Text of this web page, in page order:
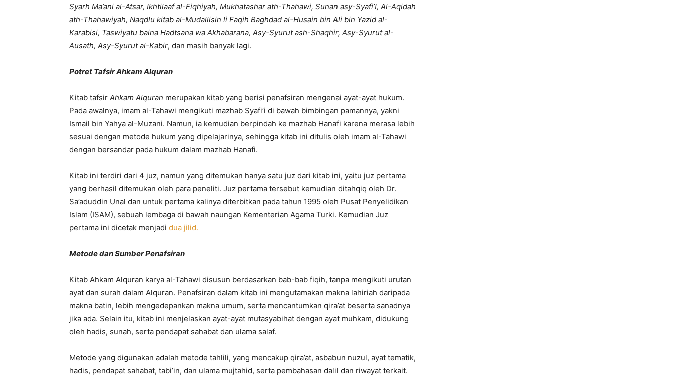
Syarh Ma’ani al-Atsar, Ikhtilaaf al-Fiqhiyah, Mukhatashar ath-Thahawi, Sunan asy-Syafi’I, Al-Aqidah
ath-Thahawiyah, Naqdlu kitab al-Mudallisin li Faqih Baghdad al-Husain bin Ali bin Yazid al-
Karabisi, Taswiyatu baina Hadtsana wa Akhabarana, Asy-Syurut ash-Shaqhir, Asy-Syurut al-
Ausath, Asy-Syurut al-Kabir, dan masih banyak lagi.
Potret Tafsir Ahkam Alquran
Kitab tafsir Ahkam Alquran merupakan kitab yang berisi penafsiran mengenai ayat-ayat hukum.
Pada awalnya, imam al-Tahawi mengikuti mazhab Syafi’i di bawah bimbingan pamannya, yakni
Ismail bin Yahya al-Muzani. Namun, ia kemudian berpindah ke mazhab Hanafi karena merasa lebih
sesuai dengan metode hukum yang dipelajarinya, sehingga kitab ini ditulis oleh imam al-Tahawi
dengan bersandar pada hukum dalam mazhab Hanafi.
Kitab ini terdiri dari 4 juz, namun yang ditemukan hanya satu juz dari kitab ini, yaitu juz pertama
yang berhasil ditemukan oleh para peneliti. Juz pertama tersebut kemudian ditahqiq oleh Dr.
Sa’aduddin Unal dan untuk pertama kalinya diterbitkan pada tahun 1995 oleh Pusat Penyelidikan
Islam (ISAM), sebuah lembaga di bawah naungan Kementerian Agama Turki. Kemudian Juz
pertama ini dicetak menjadi dua jilid.
Metode dan Sumber Penafsiran
Kitab Ahkam Alquran karya al-Tahawi disusun berdasarkan bab-bab fiqih, tanpa mengikuti urutan
ayat dan surah dalam Alquran. Penafsiran dalam kitab ini mengutamakan makna lahiriah daripada
makna batin, lebih mengedepankan makna umum, serta mencantumkan qira’at beserta sanadnya
jika ada. Selain itu, kitab ini menjelaskan ayat-ayat mutasyabihat dengan ayat muhkam, didukung
oleh hadis, sunah, serta pendapat sahabat dan ulama salaf.
Metode yang digunakan adalah metode tahlili, yang mencakup qira’at, asbabun nuzul, ayat tematik,
hadis, pendapat sahabat, tabi’in, dan ulama mujtahid, serta pembahasan dalil dan riwayat terkait.